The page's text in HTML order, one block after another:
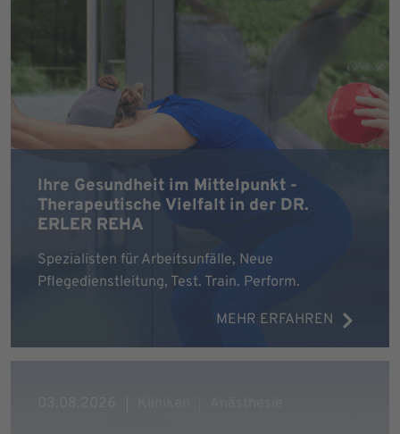
Ihre Gesundheit im Mittelpunkt -
Therapeutische Vielfalt in der DR.
ERLER REHA
Spezialisten für Arbeitsunfälle, Neue
Pflegedienstleitung, Test. Train. Perform.
MEHR ERFAHREN